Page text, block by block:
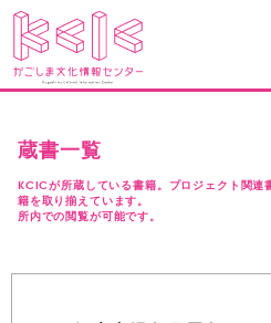
蔵書一覧
KCICが所蔵している書籍。プロジェクト関連
籍を取り揃えています。
所内での閲覧が可能です。